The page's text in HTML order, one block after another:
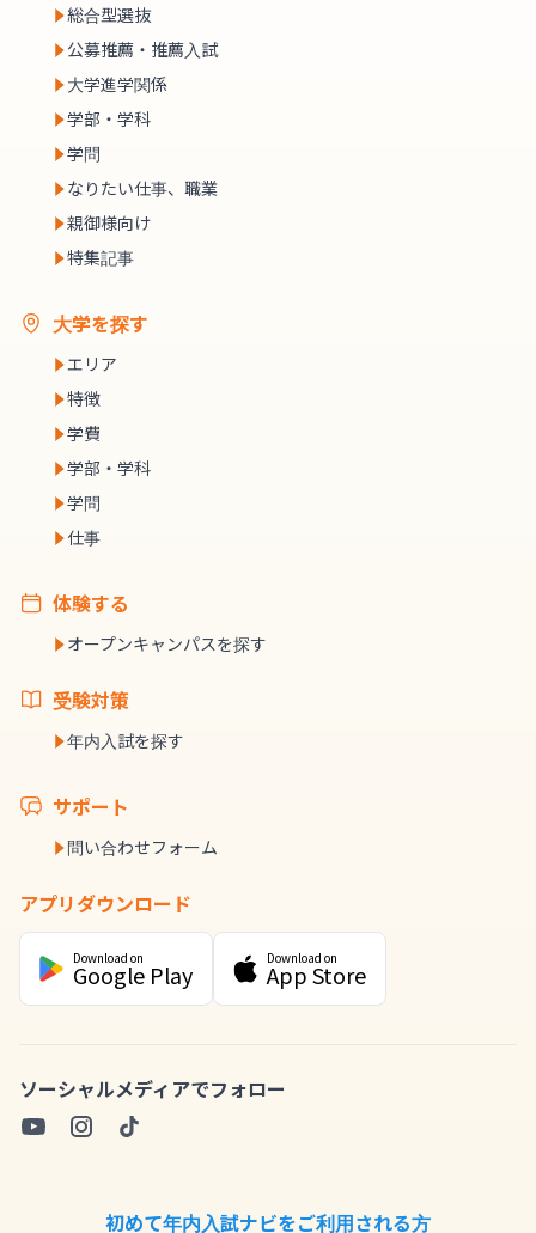
総合型選抜
公募推薦・推薦入試
大学進学関係
学部・学科
学問
なりたい仕事、職業
親御様向け
特集記事
大学を探す
エリア
特徴
学費
学部・学科
学問
仕事
体験する
オープンキャンパスを探す
受験対策
年内入試を探す
サポート
問い合わせフォーム
アプリダウンロード
Download on
Google Play
Download on
App Store
ソーシャルメディアでフォロー
初めて年内入試ナビをご利用される方